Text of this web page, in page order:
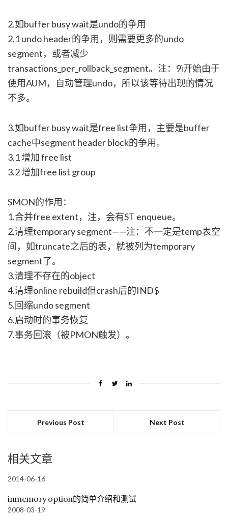
2.如buffer busy wait是undo的争用
2.1 undo header的争用，则需要更多的undo
segment，或者减少
transactions_per_rollback_segment。注：9i开始由于
使用AUM，自动管理undo，所以该等待出现的情况
不多。
3.如buffer busy wait是free list争用，主要是buffer
cache中segment header block的争用。
3.1 增加 free list
3.2 增加free list group
SMON的作用：
1.合并free extent，注，会有ST enqueue。
2.清理temporary segment——注：不一定是temp表空
间，如truncate之后的表，就被列为temporary
segment了。
3.清理不存在的object
4.清理online rebuild但crash后的IND$
5.回缩undo segment
6.启动时的事务恢复
7.事务回滚（被PMON触发）。
Previous Post Next Post
相关文章
2014-06-16
inmemory option的简单介绍和测试
2008-03-19